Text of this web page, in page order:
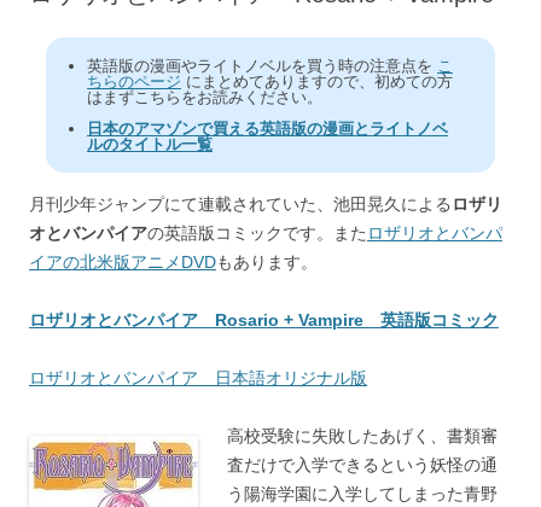
英語版の漫画やライトノベルを買う時の注意点を こ
ちらのページ にまとめてありますので、初めての方
はまずこちらをお読みください。
日本のアマゾンで買える英語版の漫画とライトノベ
ルのタイトル一覧
月刊少年ジャンプにて連載されていた、池田晃久による ロザリ
オとバンパイアの英語版コミックです。また ロザリオとバンパ
イアの北米版アニメDVDもあります。
ロザリオとバンパイア Rosario + Vampire 英語版コミック
ロザリオとバンパイア 日本語オリジナル版
高校受験に失敗したあげく、書類審
査だけで入学できるという妖怪の通
う陽海学園に入学してしまった青野